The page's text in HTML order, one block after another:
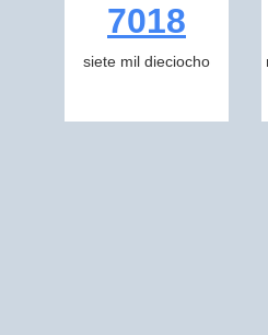
7018
siete mil dieciocho